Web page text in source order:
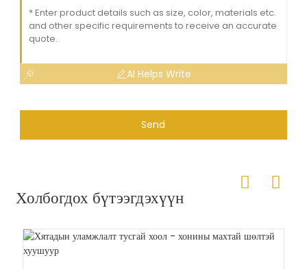
AI Helps Write
Send
Холбогдох бүтээгдэхүүн